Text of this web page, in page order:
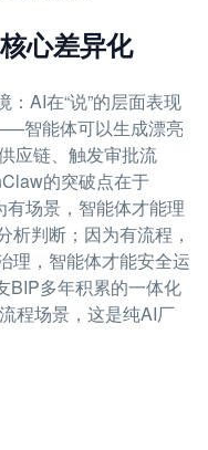
心差异化
AI在“说”的层面表现
智能体可以生成漂亮
应链、触发审批流
的突破点在于
有场景，智能体才能理
析判断；因为有流程，
理，智能体才能安全运
BIP多年积累的一体化
程场景，这是纯AI厂